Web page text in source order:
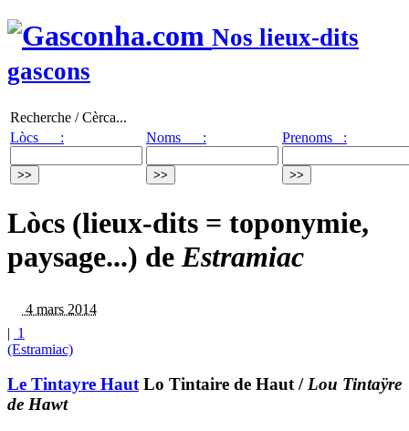
Nos lieux-dits
gascons
Recherche / Cèrca...
Lòcs :
Noms : Prenoms :
Lòcs (lieux-dits = toponymie,
paysage...) deEstramiac
4 mars 2014
| 1
(Estramiac)
Le Tintayre HautLo Tintaire de Haut/Lou Tintaÿre
de Hawt